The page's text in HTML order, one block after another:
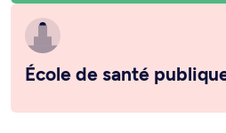
École de santé